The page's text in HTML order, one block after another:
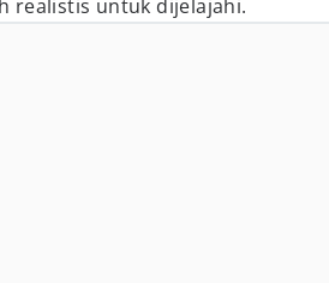
realistis untuk dijelajahi.